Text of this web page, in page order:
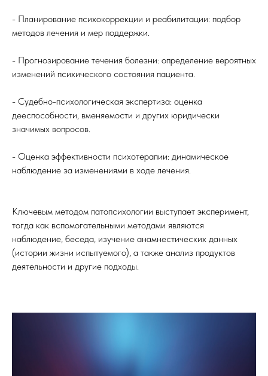
- Планирование психокоррекции и реабилитации: подбор
методов лечения и мер поддержки.
- Прогнозирование течения болезни: определение вероятных
изменений психического состояния пациента.
- Судебно-психологическая экспертиза: оценка
дееспособности, вменяемости и других юридически
значимых вопросов.
- Оценка эффективности психотерапии: динамическое
наблюдение за изменениями в ходе лечения.
Ключевым методом патопсихологии выступает эксперимент,
тогда как вспомогательными методами являются
наблюдение, беседа, изучение анамнестических данных
(истории жизни испытуемого), а также анализ продуктов
деятельности и другие подходы.